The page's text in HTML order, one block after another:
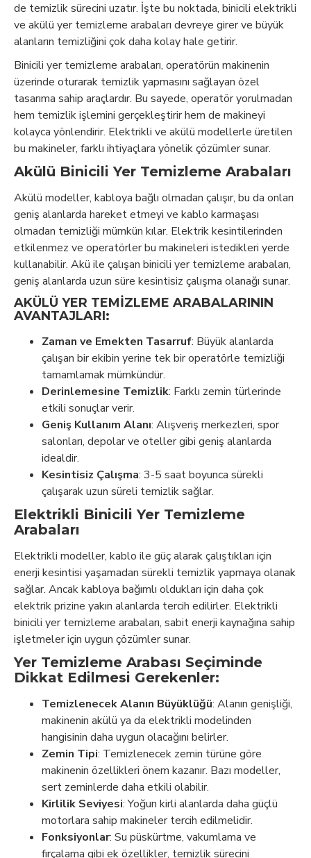
de temizlik sürecini uzatır. İşte bu noktada, binicili elektrikli
ve akülü yer temizleme arabaları devreye girer ve büyük
alanların temizliğini çok daha kolay hale getirir.
Binicili yer temizleme arabaları, operatörün makinenin
üzerinde oturarak temizlik yapmasını sağlayan özel
tasarıma sahip araçlardır. Bu sayede, operatör yorulmadan
hem temizlik işlemini gerçekleştirir hem de makineyi
kolayca yönlendirir. Elektrikli ve akülü modellerle üretilen
bu makineler, farklı ihtiyaçlara yönelik çözümler sunar.
Akülü Binicili Yer Temizleme Arabaları
Akülü modeller, kabloya bağlı olmadan çalışır, bu da onları
geniş alanlarda hareket etmeyi ve kablo karmaşası
olmadan temizliği mümkün kılar. Elektrik kesintilerinden
etkilenmez ve operatörler bu makineleri istedikleri yerde
kullanabilir. Akü ile çalışan binicili yer temizleme arabaları,
geniş alanlarda uzun süre kesintisiz çalışma olanağı sunar.
AKÜLÜ YER TEMIZLEME ARABALARININ
AVANTAJLARI:
Zaman ve Emekten Tasarruf: Büyük alanlarda
çalışan bir ekibin yerine tek bir operatörle temizliği
tamamlamak mümkündür.
Derinlemesine Temizlik: Farklı zemin türlerinde
etkili sonuçlar verir.
Geniş Kullanım Alanı: Alışveriş merkezleri, spor
salonları, depolar ve oteller gibi geniş alanlarda
idealdir.
Kesintisiz Çalışma: 3-5 saat boyunca sürekli
çalışarak uzun süreli temizlik sağlar.
Elektrikli Binicili Yer Temizleme
Arabaları
Elektrikli modeller, kablo ile güç alarak çalıştıkları için
enerji kesintisi yaşamadan sürekli temizlik yapmaya olanak
sağlar. Ancak kabloya bağımlı oldukları için daha çok
elektrik prizine yakın alanlarda tercih edilirler. Elektrikli
binicili yer temizleme arabaları, sabit enerji kaynağına sahip
işletmeler için uygun çözümler sunar.
Yer Temizleme Arabası Seçiminde
Dikkat Edilmesi Gerekenler:
Temizlenecek Alanın Büyüklüğü: Alanın genişliği,
makinenin akülü ya da elektrikli modelinden
hangisinin daha uygun olacağını belirler.
Zemin Tipi: Temizlenecek zemin türüne göre
makinenin özellikleri önem kazanır. Bazı modeller,
sert zeminlerde daha etkili olabilir.
Kirlilik Seviyesi: Yoğun kirli alanlarda daha güçlü
motorlara sahip makineler tercih edilmelidir.
Fonksiyonlar: Su püskürtme, vakumlama ve
fırçalama gibi ek özellikler, temizlik sürecini